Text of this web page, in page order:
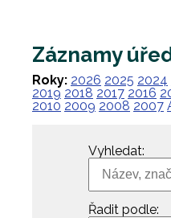
Záznamy
Roky: 2026 2025 2024
2019 2018 2017 2016
2010 2009 2008 2007
Vyhledat:
Řadit podle: